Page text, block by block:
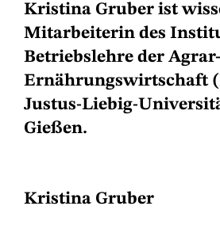
Kristina Gruber ist
Mitarbeiterin des
Betriebslehre der
Ernährungswirtschaft
Justus-Liebig-
Gießen.
Kristina Gruber